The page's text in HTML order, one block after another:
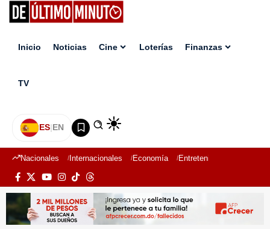
Inicio Noticias Cine Loterías Finanzas
TV
ES|EN
Nacionales Internacionales Economía Entretenimiento